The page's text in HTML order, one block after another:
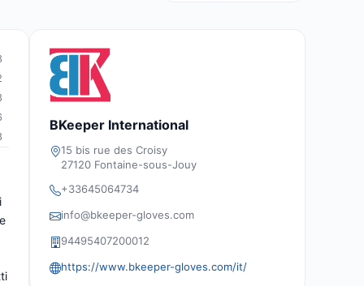
BKeeper International
15 bis rue des Croisy
27120 Fontaine-sous-Jouy
+33645064734
info@bkeeper-gloves.com
94495407200012
https://www.bkeeper-gloves.com/it/